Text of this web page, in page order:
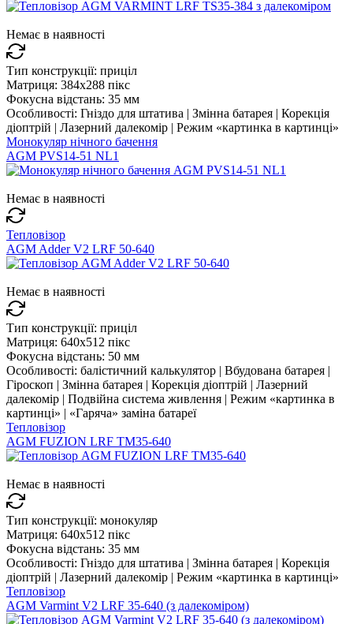
Немає в наявності
Тип конструкції: приціл
Матриця: 384x288 пікс
Фокусна відстань: 35 мм
Особливості: Гніздо для штатива | Змінна батарея | Корекція
діоптрій | Лазерний далекомір | Режим «картинка в картинці»
Монокуляр нічного бачення
AGM PVS14-51 NL1
Немає в наявності
Тепловізор
AGM Adder V2 LRF 50-640
Немає в наявності
Тип конструкції: приціл
Матриця: 640x512 пікс
Фокусна відстань: 50 мм
Особливості: балістичний калькулятор | Вбудована батарея |
Гіроскоп | Змінна батарея | Корекція діоптрій | Лазерний
далекомір | Подвійна система живлення | Режим «картинка в
картинці» | «Гаряча» заміна батареї
Тепловізор
AGM FUZION LRF TM35-640
Немає в наявності
Тип конструкції: монокуляр
Матриця: 640x512 пікс
Фокусна відстань: 35 мм
Особливості: Гніздо для штатива | Змінна батарея | Корекція
діоптрій | Лазерний далекомір | Режим «картинка в картинці»
Тепловізор
AGM Varmint V2 LRF 35-640 (з далекоміром)